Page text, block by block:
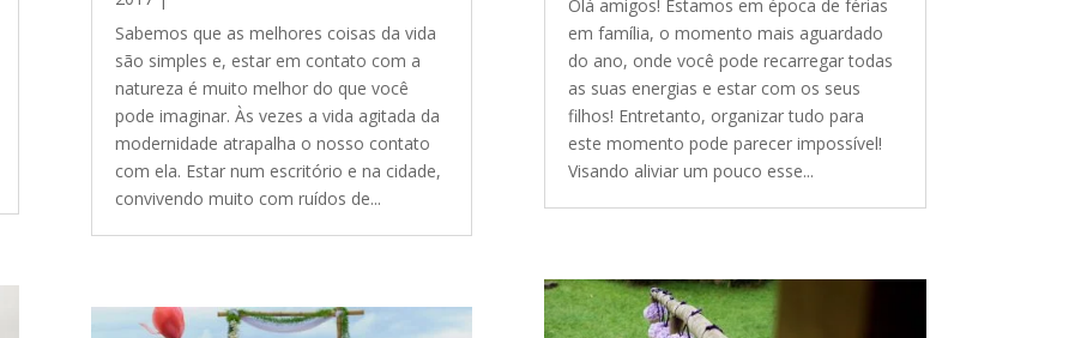
Sabemos que as melhores coisas da vida
são simples e, estar em contato com a
natureza é muito melhor do que você
pode imaginar. Às vezes a vida agitada da
modernidade atrapalha o nosso contato
com ela. Estar num escritório e na cidade,
convivendo muito com ruídos de...
Olá amigos! Estamos em época de férias
em família, o momento mais aguardado
do ano, onde você pode recarregar todas
as suas energias e estar com os seus
filhos! Entretanto, organizar tudo para
este momento pode parecer impossível!
Visando aliviar um pouco esse...